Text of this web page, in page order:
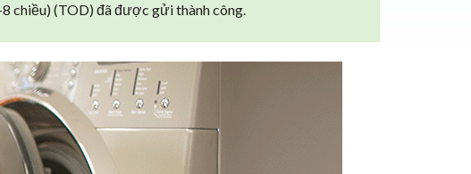
chiều) (TOD) đã được gửi thành công.